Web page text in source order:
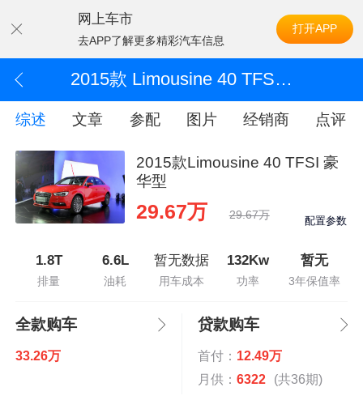
网上车市
去APP了解更多精彩汽车信息
打开APP
2015款 Limousine 40 TFSI 豪华型
综述 文章 参配 图片 经销商 点评
2015款Limousine 40 TFSI 豪
华型
29.67万 29.67万 配置参数
1.8T
排量
6.6L
油耗
暂无数据
用车成本
132Kw
功率
暂无
3年保值率
全款购车
33.26万
贷款购车
首付： 12.49万
月供： 6322 (共36期)